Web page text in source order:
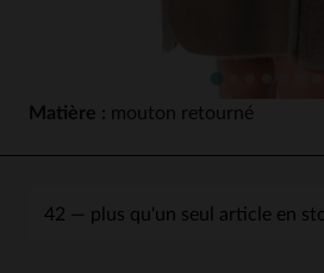
Matière : mouton retourné